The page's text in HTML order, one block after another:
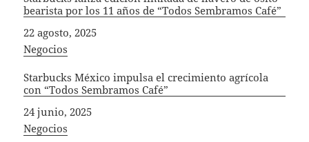
bearista por los 11 años de “Todos Sembramos Café”
Fecha
22 agosto, 2025
In relation to
Negocios
Starbucks México impulsa el crecimiento agrícola
con “Todos Sembramos Café”
Fecha
24 junio, 2025
In relation to
Negocios